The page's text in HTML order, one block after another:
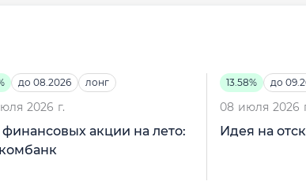
до 08.2026 лонг
2026 г.
акции на лето:
13.58% до
08 июля 2026
Идея на